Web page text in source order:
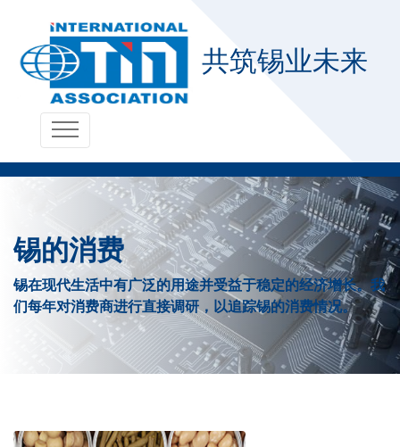
共筑锡业未来
锡的消费
锡在现代生活中有广泛的用途并受益于稳定的经济增长。我
们每年对消费商进行直接调研，以追踪锡的消费情况。